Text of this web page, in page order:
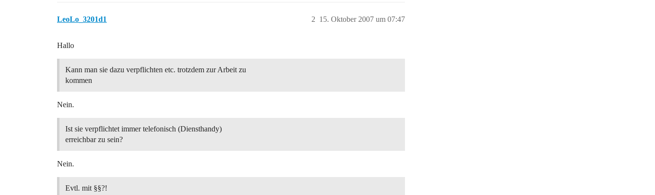
LeoLo_3201d1 15. Oktober 2007 um 07:47
2
Hallo
Kann man sie dazu verpflichten etc. trotzdem zur Arbeit zu
kommen
Nein.
Ist sie verpflichtet immer telefonisch (Diensthandy)
erreichbar zu sein?
Nein.
Evtl. mit §§?!